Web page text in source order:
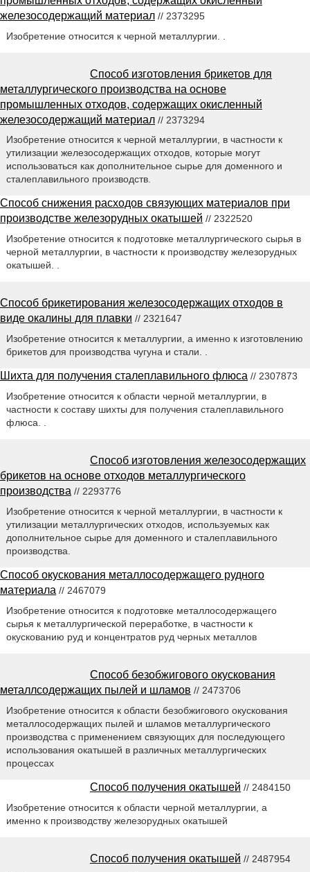
железосодержащий материал // 2373295
Изобретение относится к черной металлургии. .
Способ изготовления брикетов для
металлургического производства на основе
промышленных отходов, содержащих окисленный
железосодержащий материал // 2373294
Изобретение относится к черной металлургии, в частности к
утилизации железосодержащих отходов, которые могут
использоваться как дополнительное сырье для доменного и
сталеплавильного производств.
Способ снижения расходов связующих материалов при
производстве железорудных окатышей // 2322520
Изобретение относится к подготовке металлургического сырья в
черной металлургии, в частности к производству железорудных
окатышей. .
Способ брикетирования железосодержащих отходов в
виде окалины для плавки // 2321647
Изобретение относится к металлургии, а именно к изготовлению
брикетов для производства чугуна и стали. .
Шихта для получения сталеплавильного флюса // 2307873
Изобретение относится к области черной металлургии, в
частности к составу шихты для получения сталеплавильного
флюса. .
Способ изготовления железосодержащих
брикетов на основе отходов металлургического
производства // 2293776
Изобретение относится к черной металлургии, в частности к
утилизации металлургических отходов, используемых как
дополнительное сырье для доменного и сталеплавильного
производства.
Способ окускования металлосодержащего рудного
материала // 2467079
Изобретение относится к подготовке металлосодержащего
сырья к металлургической переработке, в частности к
окускованию руд и концентратов руд черных металлов
Способ безобжигового окускования
металлсодержащих пылей и шламов // 2473706
Изобретение относится к области безобжигового окускования
металлосодержащих пылей и шламов металлургического
производства с применением связующих для последующего
использования окатышей в различных металлургических
процессах
Способ получения окатышей // 2484150
Изобретение относится к области черной металлургии, а
именно к производству железорудных окатышей
Способ получения окатышей // 2487954